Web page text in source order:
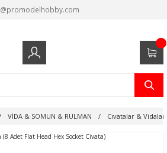
@promodelhobby.com
VİDA & SOMUN & RULMAN Cıvatalar & Vidalar